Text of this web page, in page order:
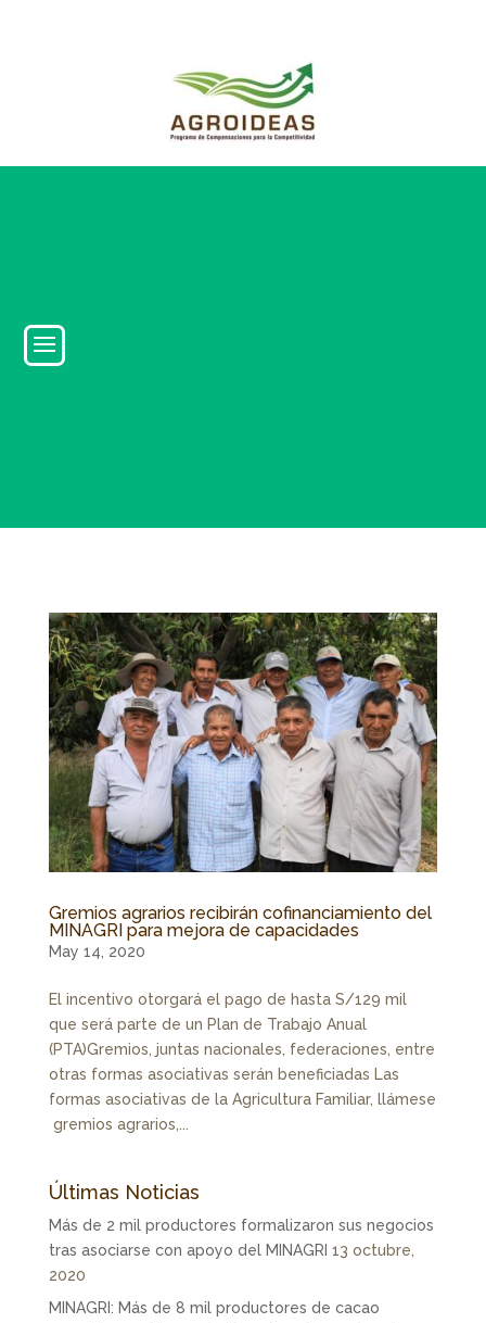
Gremios agrarios recibirán cofinanciamiento del
MINAGRI para mejora de capacidades
May 14, 2020
El incentivo otorgará el pago de hasta S/129 mil
que será parte de un Plan de Trabajo Anual
(PTA)Gremios, juntas nacionales, federaciones, entre
otras formas asociativas serán beneficiadas Las
formas asociativas de la Agricultura Familiar, llámese
gremios agrarios,...
Últimas Noticias
Más de 2 mil productores formalizaron sus negocios
tras asociarse con apoyo del MINAGRI 13 octubre,
2020
MINAGRI: Más de 8 mil productores de cacao